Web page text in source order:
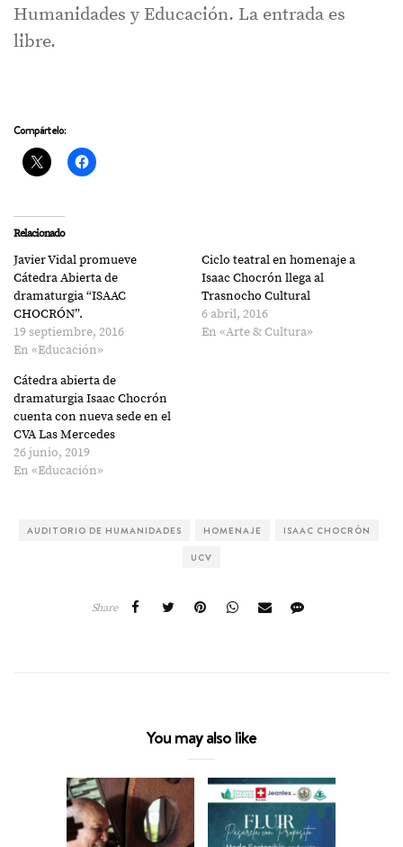
Humanidades y Educación. La entrada es
libre.
Compártelo:
Relacionado
Javier Vidal promueve
Cátedra Abierta de
dramaturgia “ISAAC
CHOCRÓN”.
19 septiembre, 2016
En «Educación»
Ciclo teatral en homenaje a
Isaac Chocrón llega al
Trasnocho Cultural
6 abril, 2016
En «Arte & Cultura»
Cátedra abierta de
dramaturgia Isaac Chocrón
cuenta con nueva sede en el
CVA Las Mercedes
26 junio, 2019
En «Educación»
AUDITORIO DE HUMANIDADES HOMENAJE ISAAC CHOCRÓN
UCV
Share
You may also like